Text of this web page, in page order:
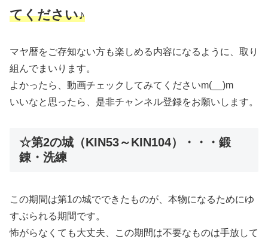
てください♪
マヤ暦をご存知ない方も楽しめる内容になるように、取り
組んでまいります。
よかったら、動画チェックしてみてくださいm(__)m
いいなと思ったら、是非チャンネル登録をお願いします。
☆第2の城（KIN53～KIN104）・・・鍛
錬・洗練
この期間は第1の城でできたものが、本物になるためにゆ
すぶられる期間です。
怖がらなくても大丈夫、この期間は不要なものは手放して